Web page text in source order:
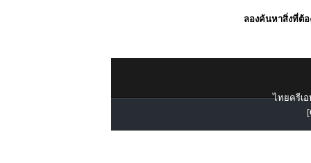
ลองค้นหาสิ่งที่ต้อ
ไทยครีเอ
[